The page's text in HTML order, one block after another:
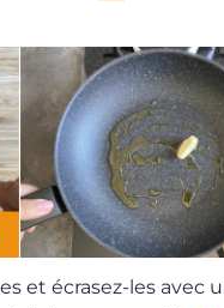
et écrasez-les avec